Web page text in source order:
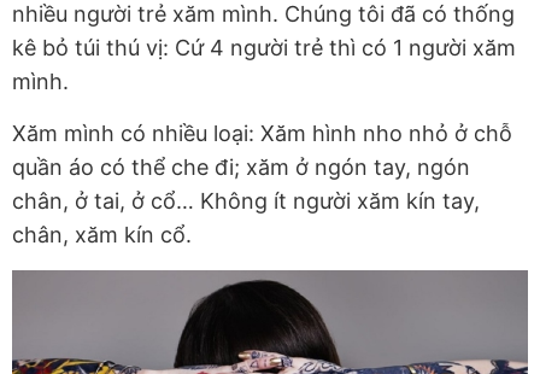
nhiều người trẻ xăm mình. Chúng tôi đã có thống
kê bỏ túi thú vị: Cứ 4 người trẻ thì có 1 người xăm
mình.
Xăm mình có nhiều loại: Xăm hình nho nhỏ ở chỗ
quần áo có thể che đi; xăm ở ngón tay, ngón
chân, ở tai, ở cổ… Không ít người xăm kín tay,
chân, xăm kín cổ.